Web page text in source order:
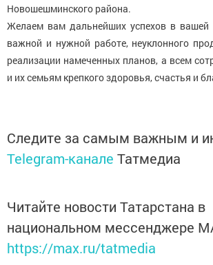
Новошешминского района.
Желаем вам дальнейших успехов в вашей
важной и нужной работе, неуклонного
реализации намеченных планов, а всем
и их семьям крепкого здоровья, счастья и
Следите за самым важным и
Telegram-канале Татмедиа
Читайте новости Татарстана в
национальном мессенджере
https://max.ru/tatmedia